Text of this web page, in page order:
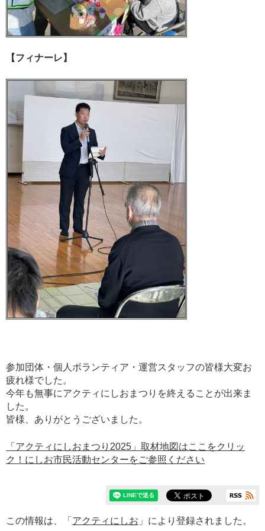
【フィナーレ】
参加団体・個人ボランティア・運営スタッフの皆様大変お
疲れ様でした。
今年も無事にアクティにしおまつりを終えることが出来ま
した。
皆様、ありがとうございました。
「アクティにしおまつり2025」取材地図はここをクリッ
ク！にしお市民活動センターをご参照ください
この情報は、「 アクティにしお 」により登録されました。